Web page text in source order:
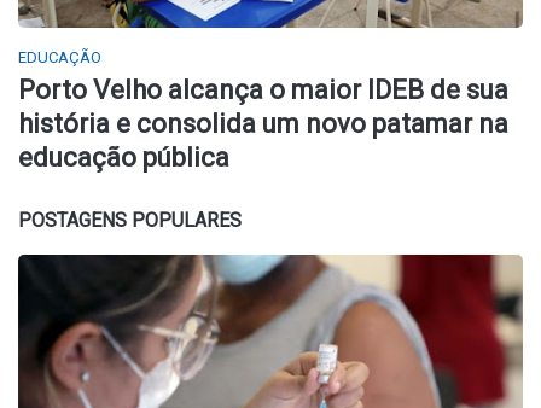
EDUCAÇÃO
Porto Velho alcança o maior IDEB de sua
história e consolida um novo patamar na
educação pública
POSTAGENS POPULARES